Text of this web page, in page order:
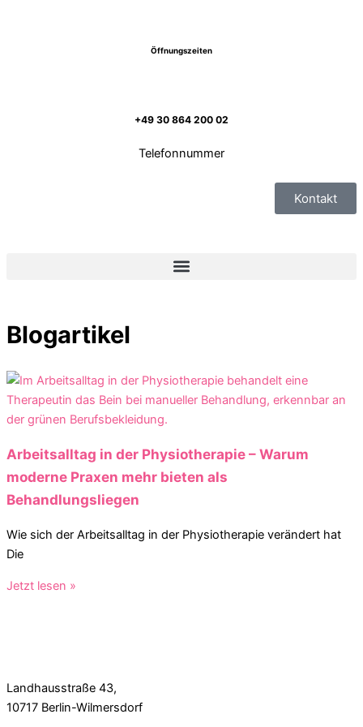
Öffnungszeiten
+49 30 864 200 02
Telefonnummer
Kontakt
Blogartikel
Arbeitsalltag in der Physiotherapie – Warum
moderne Praxen mehr bieten als
Behandlungsliegen
Wie sich der Arbeitsalltag in der Physiotherapie verändert hat
Die
Jetzt lesen »
Landhausstraße 43,
10717 Berlin-Wilmersdorf